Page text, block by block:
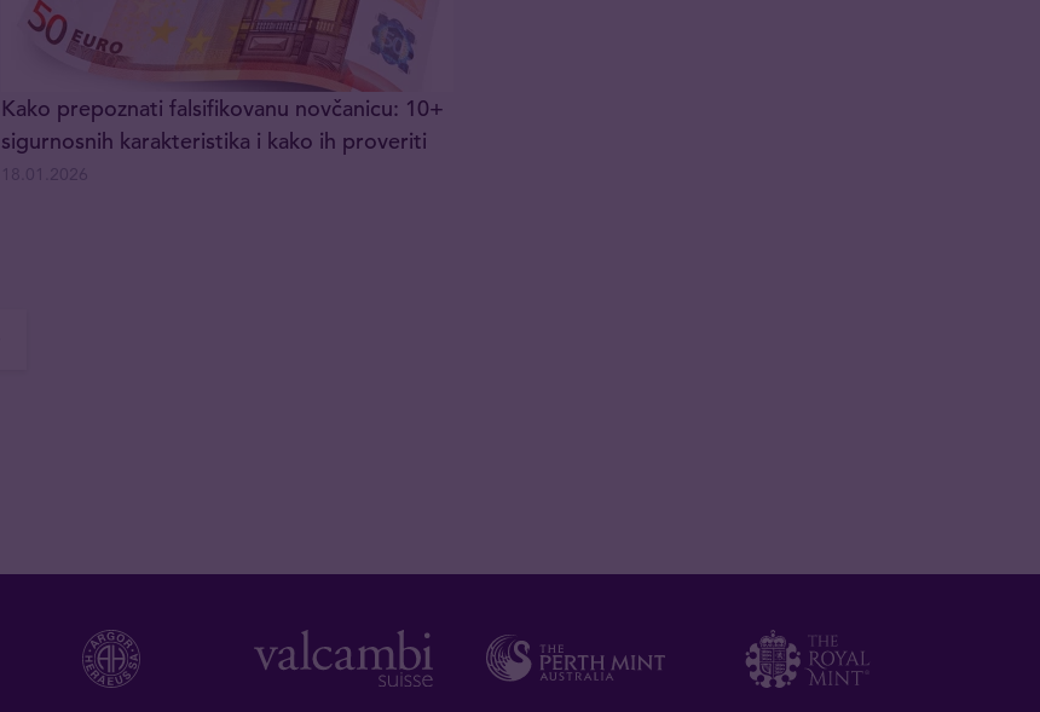
Kako prepoznati falsifikovanu novčanicu: 10+
sigurnosnih karakteristika i kako ih proveriti